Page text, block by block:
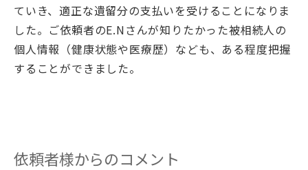
ていき、適正な遺留分の支払いを受けることになりま
した。ご依頼者のE.Nさんが知りたかった被相続人の
個人情報（健康状態や医療歴）なども、ある程度把握
することができました。
依頼者様からのコメント